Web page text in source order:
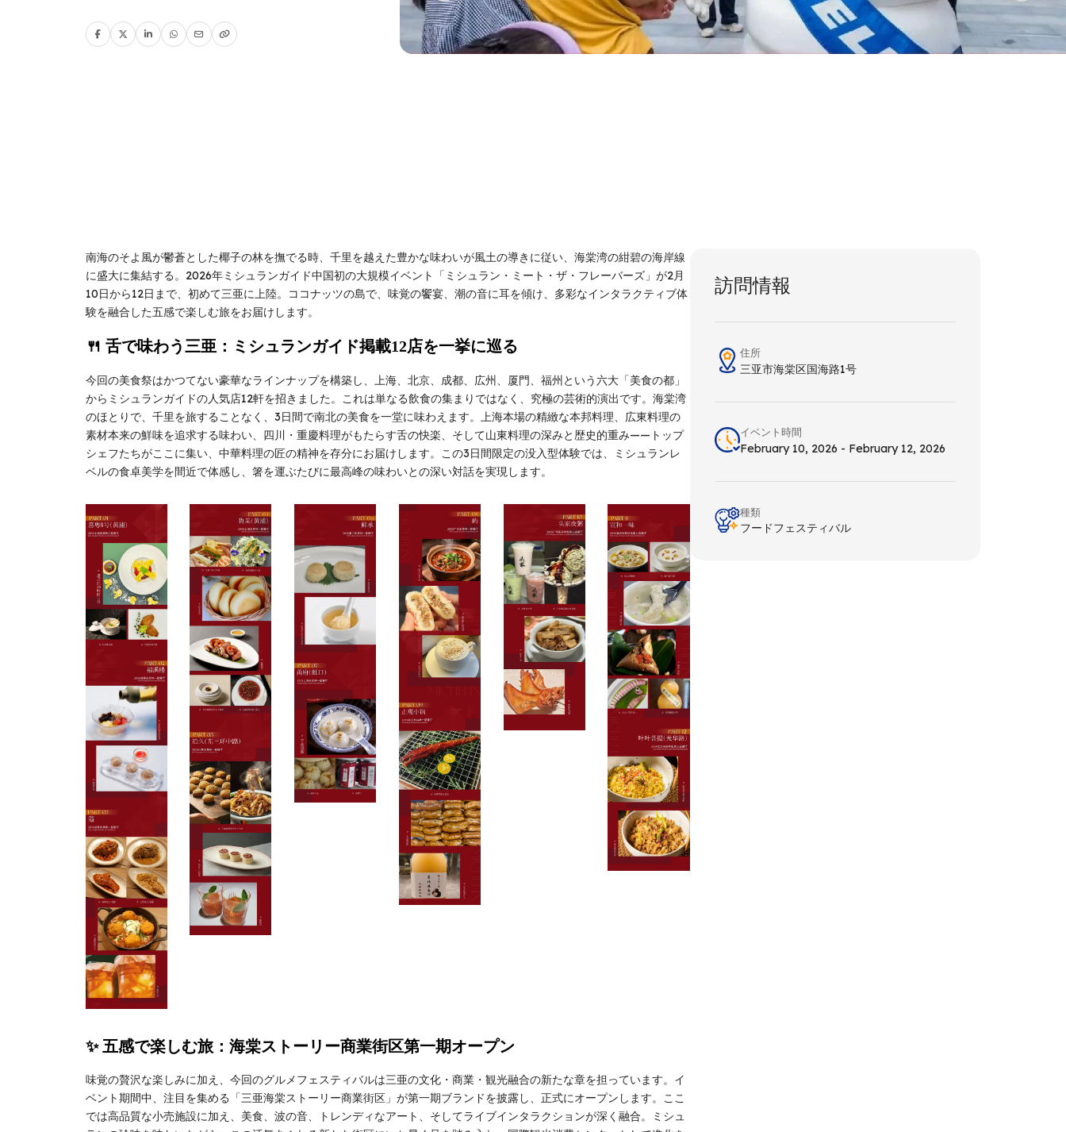
南海のそよ風が鬱蒼とした椰子の林を撫でる時、千里を越えた豊かな味わいが風土の導きに従い、海棠湾の紺碧の海岸線
に盛大に集結する。2026年ミシュランガイド中国初の大規模イベント「ミシュラン・ミート・ザ・フレーバーズ」が2月
10日から12日まで、初めて三亜に上陸。ココナッツの島で、味覚の饗宴、潮の音に耳を傾け、多彩なインタラクティブ体
験を融合した五感で楽しむ旅をお届けします。
🍴 舌で味わう三亜：ミシュランガイド掲載12店を一挙に巡る
今回の美食祭はかつてない豪華なラインナップを構築し、上海、北京、成都、広州、厦門、福州という六大「美食の都」
からミシュランガイドの人気店12軒を招きました。これは単なる飲食の集まりではなく、究極の芸術的演出です。海棠湾
のほとりで、千里を旅することなく、3日間で南北の美食を一堂に味わえます。上海本場の精緻な本邦料理、広東料理の
素材本来の鮮味を追求する味わい、四川・重慶料理がもたらす舌の快楽、そして山東料理の深みと歴史的重み——トップ
シェフたちがここに集い、中華料理の匠の精神を存分にお届けします。この3日間限定の没入型体験では、ミシュランレ
ベルの食卓美学を間近で体感し、箸を運ぶたびに最高峰の味わいとの深い対話を実現します。
✨ 五感で楽しむ旅：海棠ストーリー商業街区第一期オープン
味覚の贅沢な楽しみに加え、今回のグルメフェスティバルは三亜の文化・商業・観光融合の新たな章を担っています。イ
ベント期間中、注目を集める「三亜海棠ストーリー商業街区」が第一期ブランドを披露し、正式にオープンします。ここ
では高品質な小売施設に加え、美食、波の音、トレンディなアート、そしてライブインタラクションが深く融合。ミシュ
訪問情報
住所
三亚市海棠区国海路1号
イベント時間
February 10, 2026 - February 12, 2026
種類
フードフェスティバル